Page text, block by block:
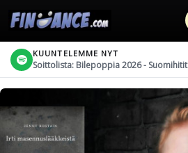
KUUNTELEMME NYT
Soittolista: Bilepoppia 2026 - Suomihitit